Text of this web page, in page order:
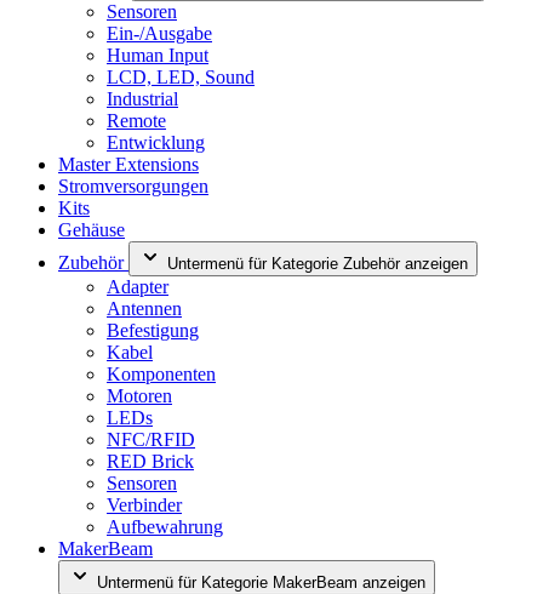
Sensoren
Ein-/Ausgabe
Human Input
LCD, LED, Sound
Industrial
Remote
Entwicklung
Master Extensions
Stromversorgungen
Kits
Gehäuse
Zubehör
Untermenü für Kategorie Zubehör anzeigen
Adapter
Antennen
Befestigung
Kabel
Komponenten
Motoren
LEDs
NFC/RFID
RED Brick
Sensoren
Verbinder
Aufbewahrung
MakerBeam
Untermenü für Kategorie MakerBeam anzeigen